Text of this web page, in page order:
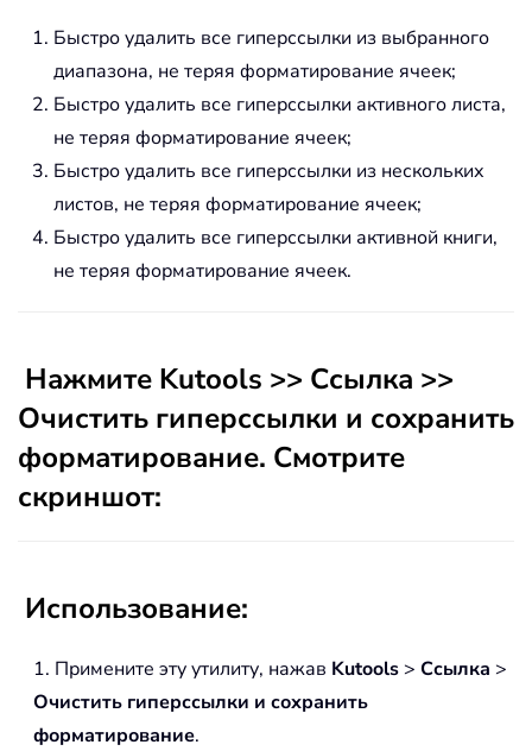
Быстро удалить все гиперссылки из выбранного
диапазона, не теряя форматирование ячеек;
Быстро удалить все гиперссылки активного листа,
не теряя форматирование ячеек;
Быстро удалить все гиперссылки из нескольких
листов, не теряя форматирование ячеек;
Быстро удалить все гиперссылки активной книги,
не теряя форматирование ячеек.
Нажмите Kutools >> Ссылка >>
Очистить гиперссылки и сохранить
форматирование. Смотрите
скриншот:
Использование:
1. Примените эту утилиту, нажав Kutools > Ссылка >
Очистить гиперссылки и сохранить
форматирование.